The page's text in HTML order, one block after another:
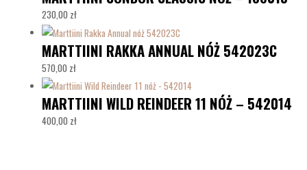
230,00 zł
MARTTIINI RAKKA ANNUAL NÓŻ 542023C
570,00 zł
MARTTIINI WILD REINDEER 11 NÓŻ – 542014
400,00 zł